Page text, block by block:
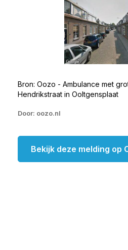
Bron: Oozo - Ambulance met
Hendrikstraat in Ooltgensplaat
Door: oozo.nl
Bekijk deze melding op